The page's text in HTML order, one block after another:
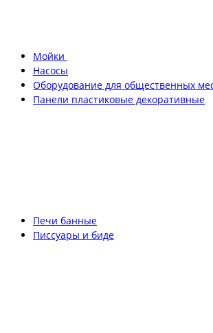
Мойки
Насосы
Оборудование для общественных
Панели пластиковые декоративные
Печи банные
Писсуары и биде